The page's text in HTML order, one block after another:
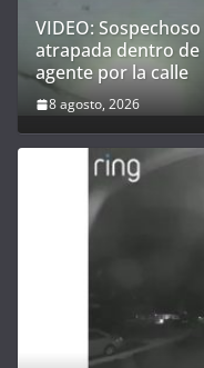
VIDEO:
atrapada dentro
agente por la calle
8 agosto, 2026